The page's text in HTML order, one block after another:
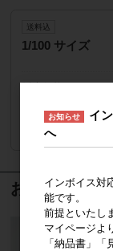
送料込
1/100 サイズ
注文数
おすすめ商品
お知らせ
イ
へ
インボイス対
能です。
前提といたし
マイページよ
「納品書」